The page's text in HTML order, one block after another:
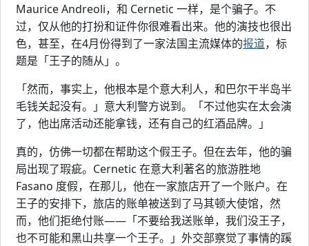
Maurice Andreoli，和 Cernetic 一样，是个骗子。不
过，仅从他的打扮和证件你很难看出来。他的演技也很出
色，甚至，在4月份得到了一家法国主流媒体的报道，标
题是「王子的随从」。
「然而，事实上，他根本是个意大利人，和巴尔干半岛半
毛钱关起没有。」意大利警方说到。「不过他实在太会演
了，他出席活动还能拿钱，还有自己的红酒品牌。」
真的，仿佛一切都在帮助这个假王子。但在去年，他的骗
局出现了瑕疵。Cernetic 在意大利著名的旅游胜地
Fasano 度假，在那儿，他在一家旅店开了一个账户。在
王子的安排下，旅店的账单被送到了马其顿大使馆，然
而，他们拒绝付账——「不要给我送账单，我们没王子，
也不可能和黑山共享一个王子。」外交部察觉了事情的蹊